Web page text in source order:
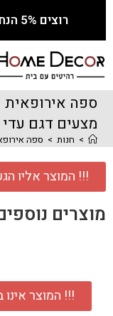
רוצים 5% הנחה לרכישה הראשונה? לחצו כאן!
ספה
מצעים דגם עדי
> חנות > ספה
!!! המוצר אליו
מוצרים
!!! המוצר